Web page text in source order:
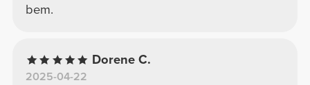
bem.
Dorene C.
2025-04-22